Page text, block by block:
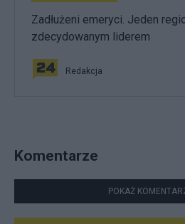
Zadłużeni emeryci. Jeden
zdecydowanym liderem
Redakcja
Komentarze
POKAŻ